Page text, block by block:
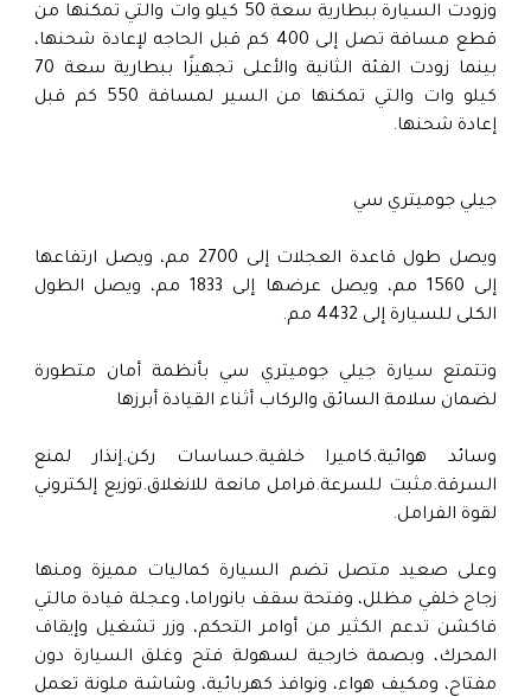
وزودت السيارة ببطارية سعة 50 كيلو وات والتي تمكنها من
قطع مسافة تصل إلى 400 كم قبل الحاجه لإعادة شحنها،
بينما زودت الفئة الثانية والأعلى تجهيزًا ببطارية سعة 70
كيلو وات والتي تمكنها من السير لمسافة 550 كم قبل
إعادة شحنها.
جيلي جوميتري سي
ويصل طول قاعدة العجلات إلى 2700 مم، ويصل ارتفاعها
إلى 1560 مم، ويصل عرضها إلى 1833 مم، ويصل الطول
الكلى للسيارة إلى 4432 مم.
وتتمتع سيارة جيلي جوميتري سي بأنظمة أمان متطورة
لضمان سلامة السائق والركاب أثناء القيادة أبرزها
وسائد هوائية.كاميرا خلفية.حساسات ركن.إنذار لمنع
السرقة.مثبت للسرعة.فرامل مانعة للانغلاق.توزيع إلكتروني
لقوة الفرامل.
وعلى صعيد متصل تضم السيارة كماليات مميزة ومنها
زجاج خلفي مظلل، وفتحة سقف بانوراما، وعجلة قيادة مالتي
فاكشن تدعم الكثير من أوامر التحكم، وزر تشغيل وإيقاف
المحرك، وبصمة خارجية لسهولة فتح وغلق السيارة دون
مفتاح، ومكيف هواء، ونوافذ كهربائية، وشاشة ملونة تعمل